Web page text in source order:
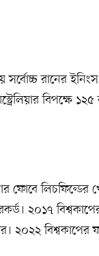
সর্বোচ্চ রানের
বিপক্ষে
ফোবে
২০১৭ বিশ্বকাপের
২০২২ বিশ্বকাপের